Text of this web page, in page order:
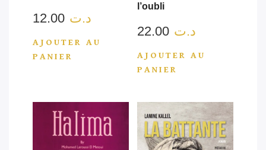
د.ت
AJOUTER AU
PANIER
l’oubli
د.ت 22.00
AJOUTER AU
PANIER